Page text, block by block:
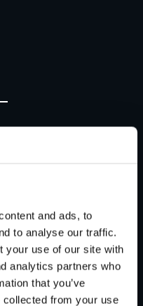
and ads, to
to analyse our traffic.
your use of our site with
analytics partners who
that you’ve
collected from your use
von der Struktur,
einer
Der Click-
vorzustellen
mit der